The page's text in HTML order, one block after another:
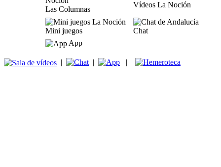
Las Columnas
Vídeos La Noción
Mini juegos
Chat
App
| | |